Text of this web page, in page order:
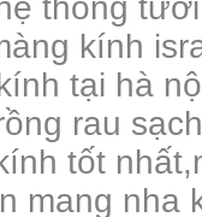
thống
kính
tại hà
rau
tốt
mang nha